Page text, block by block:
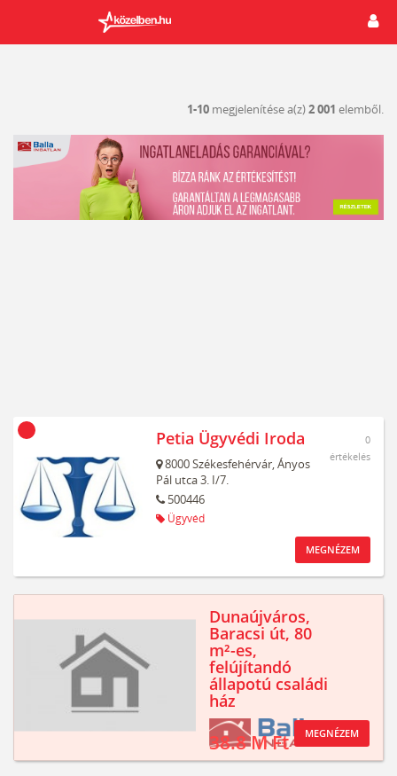
1-10 megjelenítése a(z)2 001 elemből.
Petia Ügyvédi Iroda
8000Székesfehérvár,Ányos
Pál utca 3. I/7.
500446
Ügyvéd
0
értékelés
MEGNÉZEM
Dunaújváros,
Baracsi út, 80
m²-es,
felújítandó
állapotú családi
ház
38.8 M Ft MEGNÉZEM